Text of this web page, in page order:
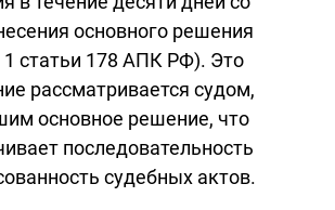
основного решения
1 статьи 178 АПК РФ). Это
рассматривается судом,
основное решение, что
последовательность
судебных актов.